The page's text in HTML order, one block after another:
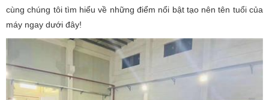
cùng chúng tôi tìm hiểu về những điểm nổi bật tạo nên tên tuổi của
máy ngay dưới đây!